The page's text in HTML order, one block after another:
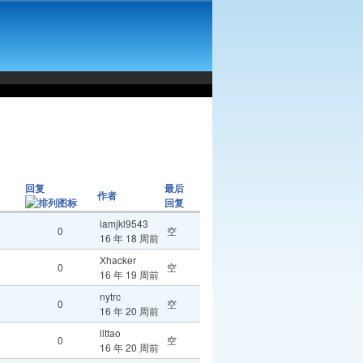
回复 作者
最后
回复
0
iamjkl9543
16 年 18 周前
空
0
Xhacker
16 年 19 周前
空
0
nytrc
16 年 20 周前
空
0
llttao
16 年 20 周前
空